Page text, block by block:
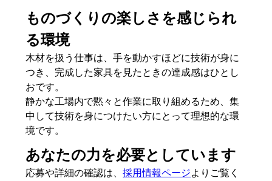
ものづくりの楽しさを感じられ
る環境
木材を扱う仕事は、手を動かすほどに技術が身に
つき、完成した家具を見たときの達成感はひとし
おです。
静かな工場内で黙々と作業に取り組めるため、集
中して技術を身につけたい方にとって理想的な環
境です。
あなたの力を必要としています
応募や詳細の確認は、採用情報ページよりご覧く